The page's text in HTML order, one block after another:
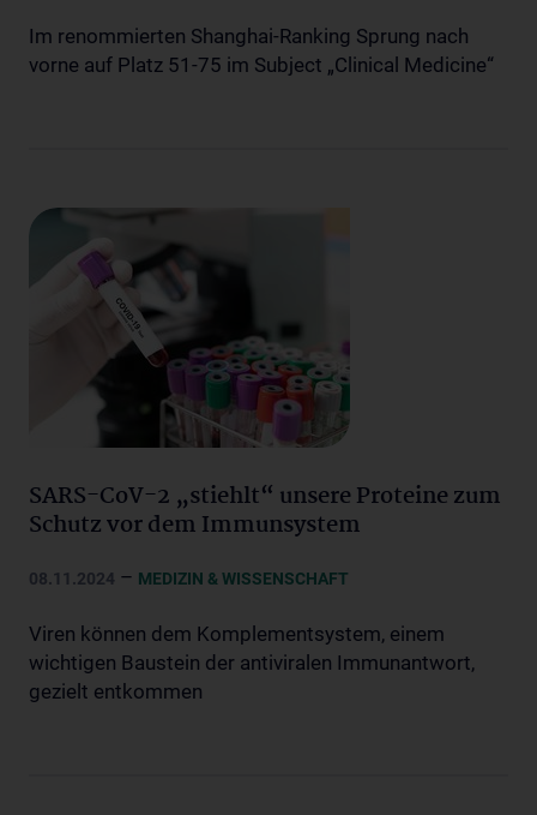
Im renommierten Shanghai-Ranking Sprung nach
vorne auf Platz 51-75 im Subject „Clinical Medicine“
SARS-CoV-2 „stiehlt“ unsere Proteine zum
Schutz vor dem Immunsystem
08.11.2024 – MEDIZIN & WISSENSCHAFT
Viren können dem Komplementsystem, einem
wichtigen Baustein der antiviralen Immunantwort,
gezielt entkommen